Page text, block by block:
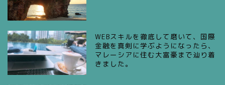
WEBスキルを徹底して磨いて、国際
金融を真剣に学ぶようになったら、
マレーシアに住む大富豪まで辿り着
きました。